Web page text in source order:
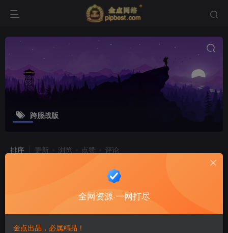
跨服战版
排序 更新 浏览 点赞 评论
白日门传奇手游【三职业霸者仙境跨服
战版】最新整理三职业Win一键即玩服
务端_跨服卧龙城_砸金蛋_灵印_修仙_
安卓苹果双端
游戏源码
全网资源·一网打尽
金点出品，必属精品！